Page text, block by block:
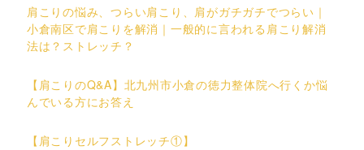
肩こりの悩み、つらい肩こり、肩がガチガチでつらい｜
小倉南区で肩こりを解消｜一般的に言われる肩こり解消
法は？ストレッチ？
【肩こりのQ&A】北九州市小倉の徳力整体院へ行くか悩
んでいる方にお答え
【肩こりセルフストレッチ①】